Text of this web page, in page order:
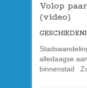
Volop
(video)
alledaagse
binnenstad